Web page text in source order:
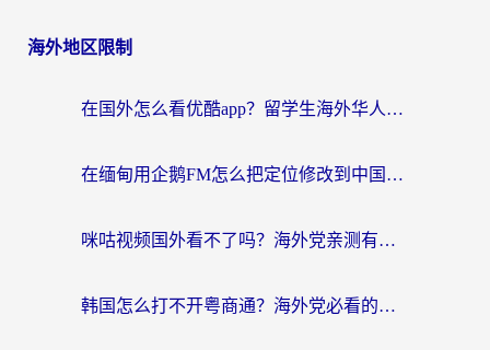
海外地区限制
在国外怎么看优酷app？留学生海外华人必看的无限制追剧指南
在缅甸用企鹅FM怎么把定位修改到中国国内？海外党解决地域限制的实用指南
咪咕视频国外看不了吗？海外党亲测有效的回国加速解决方案
韩国怎么打不开粤商通？海外党必看的回国加速器选择指南（附加拿大农行俄罗斯有缘网解决方案）